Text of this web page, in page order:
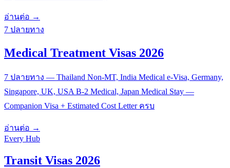
อ่านต่อ →
7 ปลายทาง
Medical Treatment Visas 2026
7 ปลายทาง — Thailand Non-MT, India Medical e-Visa, Germany,
Singapore, UK, USA B-2 Medical, Japan Medical Stay —
Companion Visa + Estimated Cost Letter ครบ
อ่านต่อ →
Every Hub
Transit Visas 2026